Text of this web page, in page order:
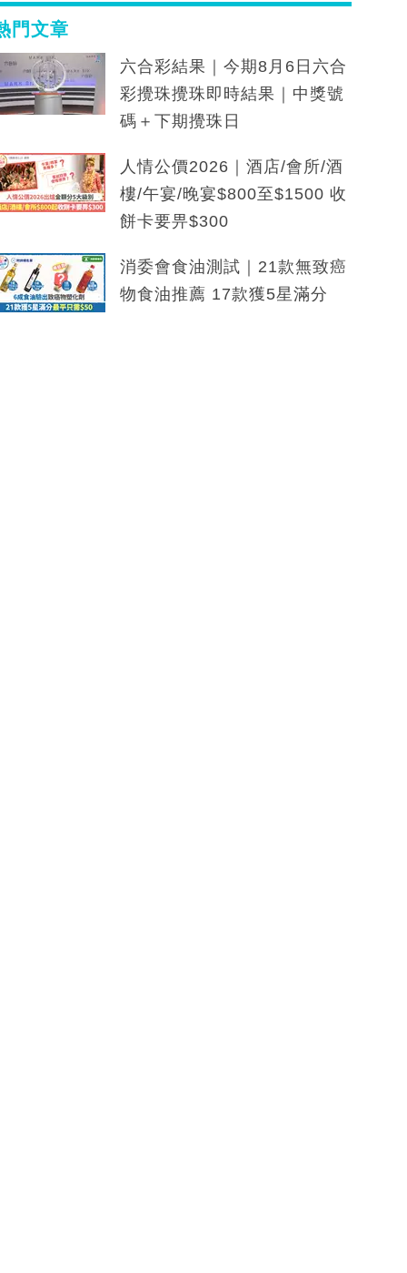
門文章
六合彩結果｜今期8月6日六合
彩攪珠攪珠即時結果｜中獎號
碼＋下期攪珠日
人情公價2026｜酒店/會所/酒
樓/午宴/晚宴$800至$1500 收
餅卡要畀$300
消委會食油測試｜21款無致癌
物食油推薦 17款獲5星滿分